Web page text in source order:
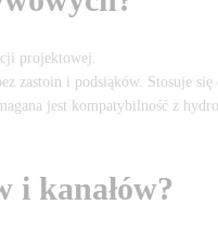
projektowej.
zastoin i podsiąków. Stosuje
jest kompatybilność z
i kanałów?